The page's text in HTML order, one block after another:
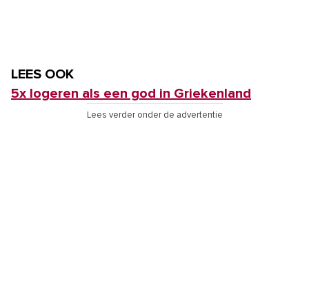
LEES OOK
5x logeren als een god in Griekenland
Lees verder onder de advertentie